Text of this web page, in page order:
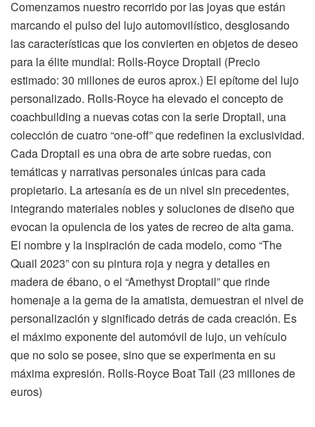
Comenzamos nuestro recorrido por las joyas que están
marcando el pulso del lujo automovilístico, desglosando
las características que los convierten en objetos de deseo
para la élite mundial: Rolls-Royce Droptail (Precio
estimado: 30 millones de euros aprox.) El epítome del lujo
personalizado. Rolls-Royce ha elevado el concepto de
coachbuilding a nuevas cotas con la serie Droptail, una
colección de cuatro “one-off” que redefinen la exclusividad.
Cada Droptail es una obra de arte sobre ruedas, con
temáticas y narrativas personales únicas para cada
propietario. La artesanía es de un nivel sin precedentes,
integrando materiales nobles y soluciones de diseño que
evocan la opulencia de los yates de recreo de alta gama.
El nombre y la inspiración de cada modelo, como “The
Quail 2023” con su pintura roja y negra y detalles en
madera de ébano, o el “Amethyst Droptail” que rinde
homenaje a la gema de la amatista, demuestran el nivel de
personalización y significado detrás de cada creación. Es
el máximo exponente del automóvil de lujo, un vehículo
que no solo se posee, sino que se experimenta en su
máxima expresión. Rolls-Royce Boat Tail (23 millones de
euros)